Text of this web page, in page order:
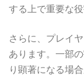
する上で重要な役
さらに、プレイ
あります。一部
り顕著になる場